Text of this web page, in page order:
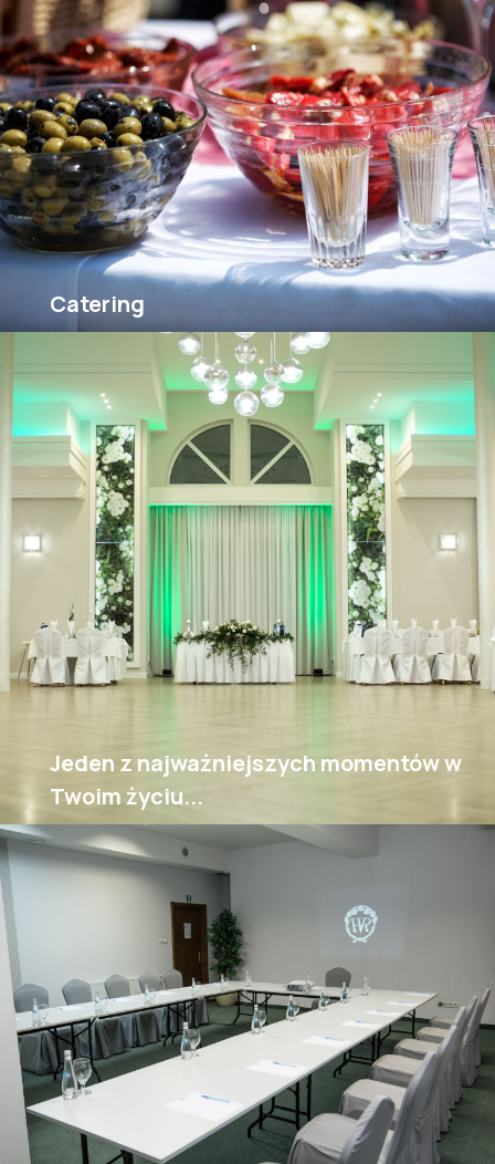
Catering
Jeden z najważniejszych momentów w
Twoim życiu...